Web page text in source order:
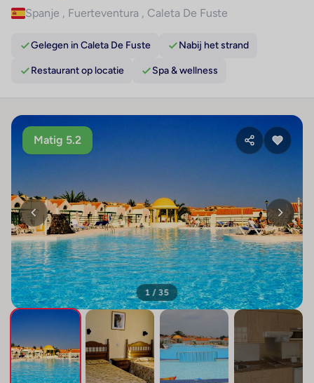
Spanje , Fuerteventura , Caleta De Fuste
Gelegen in Caleta De Fuste Nabij het strand
Restaurant op locatie Spa & wellness
Matig 5.2
1 / 35